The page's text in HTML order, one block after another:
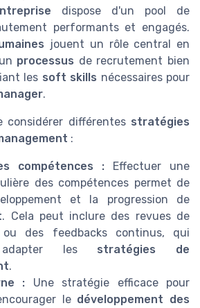
dispose d'un pool de
performants et engagés.
jouent un rôle central en
processus de recrutement bien
les soft skills nécessaires pour
.
considérer différentes stratégies
:
compétences : Effectuer une
des compétences permet de
et la progression de
. Cela peut inclure des revues de
ou des feedbacks continus, qui
les stratégies de
.
: Une stratégie efficace pour
le développement des